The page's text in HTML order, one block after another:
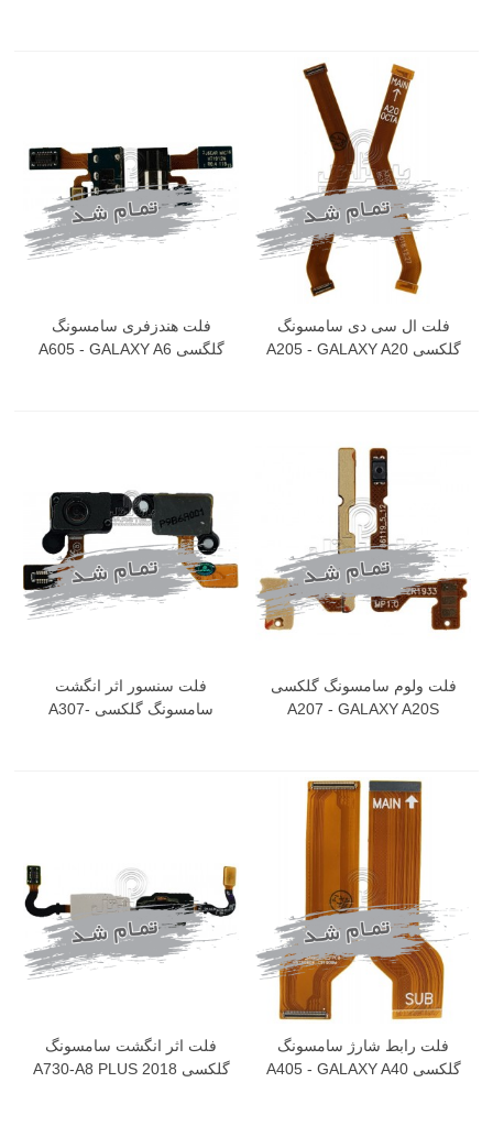
فلت ال سی دی سامسونگ
گلکسی A205 - GALAXY A20
فلت هندزفری سامسونگ
گلگسی A605 - GALAXY A6
فلت ولوم سامسونگ گلکسی
A207 - GALAXY A20S
فلت سنسور اثر انگشت
سامسونگ گلکسی A307-
فلت رابط شارژ سامسونگ
گلکسی A405 - GALAXY A40
فلت اثر انگشت سامسونگ
گلکسی A730-A8 PLUS 2018